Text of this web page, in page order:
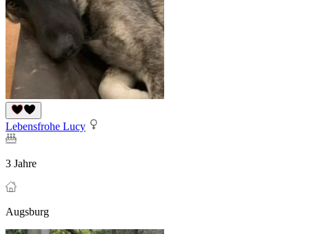
Lebensfrohe Lucy
3 Jahre
Augsburg